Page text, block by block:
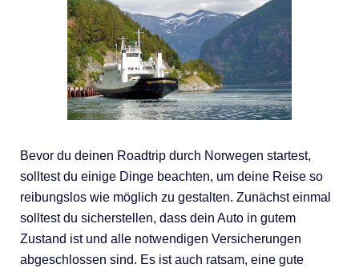
Bevor du deinen Roadtrip durch Norwegen startest,
solltest du einige Dinge beachten, um deine Reise so
reibungslos wie möglich zu gestalten. Zunächst einmal
solltest du sicherstellen, dass dein Auto in gutem
Zustand ist und alle notwendigen Versicherungen
abgeschlossen sind. Es ist auch ratsam, eine gute